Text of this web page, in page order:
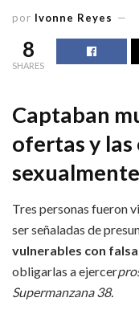
por Ivonne Reyes
8
SHARES
Captaban
ofertas y
Tres personas fueron
ser señaladas de
vulnerables con
obligarlas a ejercer
Supermanzana 38.